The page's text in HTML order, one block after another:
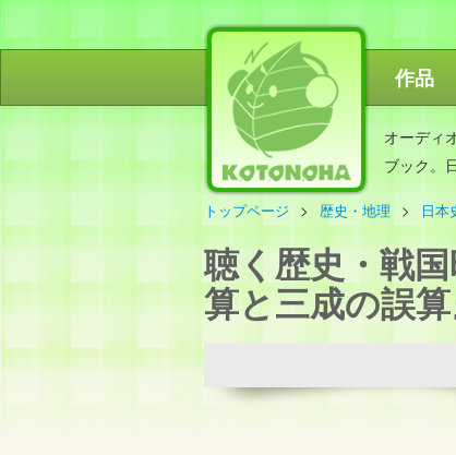
ことの
作品
オーディ
ブック。
トップページ 歴史・地理 日本
聴く歴史・戦
算と三成の誤